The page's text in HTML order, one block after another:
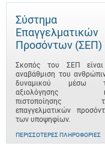
Σύστημα
Επαγγελματικών
Προσόντων (ΣΕΠ)
Σκοπός του ΣΕΠ
αναβάθμιση του
δυναμικού μέσω
αξιολόγησης
πιστοποίησης
επαγγελματικών
των υποψηφίων.
ΠΕΡΙΣΣΌΤΕΡΕΣ ΠΛΗΡΟΦΟΡΊΕΣ